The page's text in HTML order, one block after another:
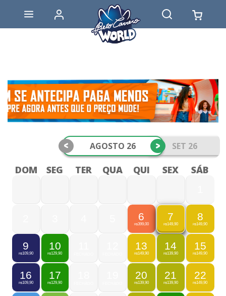
AGOSTO 26 SET 26
< >
DOM SEG TER QUA QUI SEX SÁB
6
R$399,00
7
R$149,90
8
R$149,90
9
R$109,90
10
R$129,90
13
R$149,90
14
R$139,90
15
R$149,90
16
R$109,90
17
R$129,90
20
R$139,90
21
R$139,90
22
R$149,90